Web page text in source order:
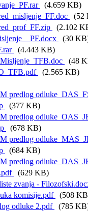
(4.659 KB)
(52
(2.102
(30
(4.443 KB)
(48
(2.565 KB)
predlog
(377 KB)
predlog
(678 KB)
predlog
(684 KB)
predlog
(629 KB)
zvanja -
komisije.pdf
(508
odluke 2.pdf
(785